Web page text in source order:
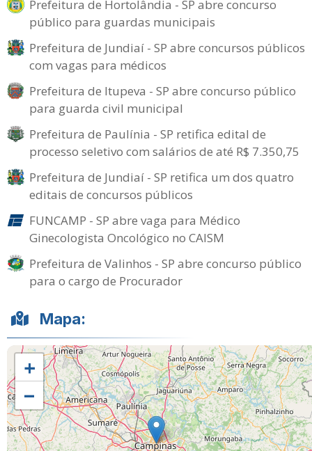
Prefeitura de Hortolândia - SP abre concurso
público para guardas municipais
Prefeitura de Jundiaí - SP abre concursos públicos
com vagas para médicos
Prefeitura de Itupeva - SP abre concurso público
para guarda civil municipal
Prefeitura de Paulínia - SP retifica edital de
processo seletivo com salários de até R$ 7.350,75
Prefeitura de Jundiaí - SP retifica um dos quatro
editais de concursos públicos
FUNCAMP - SP abre vaga para Médico
Ginecologista Oncológico no CAISM
Prefeitura de Valinhos - SP abre concurso público
para o cargo de Procurador
Mapa:
+
−